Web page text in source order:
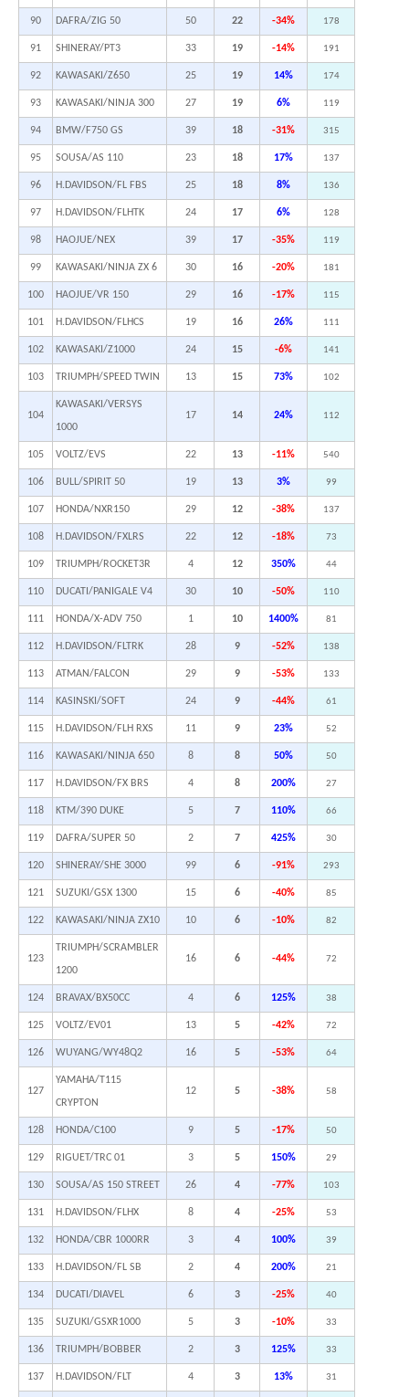
90 DAFRA/ZIG 50 50 22 -34% 178
91 SHINERAY/PT3 33 19 -14% 191
92 KAWASAKI/Z650 25 19 14% 174
93 KAWASAKI/NINJA 300 27 19 6% 119
94 BMW/F750 GS 39 18 -31% 315
95 SOUSA/AS 110 23 18 17% 137
96 H.DAVIDSON/FL FBS 25 18 8% 136
97 H.DAVIDSON/FLHTK 24 17 6% 128
98 HAOJUE/NEX 39 17 -35% 119
99 KAWASAKI/NINJA ZX 6 30 16 -20% 181
100 HAOJUE/VR 150 29 16 -17% 115
101 H.DAVIDSON/FLHCS 19 16 26% 111
102 KAWASAKI/Z1000 24 15 -6% 141
103 TRIUMPH/SPEED TWIN 13 15 73% 102
104
KAWASAKI/VERSYS
1000
17 14 24% 112
105 VOLTZ/EVS 22 13 -11% 540
106 BULL/SPIRIT 50 19 13 3% 99
107 HONDA/NXR150 29 12 -38% 137
108 H.DAVIDSON/FXLRS 22 12 -18% 73
109 TRIUMPH/ROCKET3R 4 12 350% 44
110 DUCATI/PANIGALE V4 30 10 -50% 110
111 HONDA/X-ADV 750 1 10 1400% 81
112 H.DAVIDSON/FLTRK 28 9 -52% 138
113 ATMAN/FALCON 29 9 -53% 133
114 KASINSKI/SOFT 24 9 -44% 61
115 H.DAVIDSON/FLH RXS 11 9 23% 52
116 KAWASAKI/NINJA 650 8 8 50% 50
117 H.DAVIDSON/FX BRS 4 8 200% 27
118 KTM/390 DUKE 5 7 110% 66
119 DAFRA/SUPER 50 2 7 425% 30
120 SHINERAY/SHE 3000 99 6 -91% 293
121 SUZUKI/GSX 1300 15 6 -40% 85
122 KAWASAKI/NINJA ZX10 10 6 -10% 82
123
TRIUMPH/SCRAMBLER
1200
16 6 -44% 72
124 BRAVAX/BX50CC 4 6 125% 38
125 VOLTZ/EV01 13 5 -42% 72
126 WUYANG/WY48Q2 16 5 -53% 64
127
YAMAHA/T115
CRYPTON
12 5 -38% 58
128 HONDA/C100 9 5 -17% 50
129 RIGUET/TRC 01 3 5 150% 29
130 SOUSA/AS 150 STREET 26 4 -77% 103
131 H.DAVIDSON/FLHX 8 4 -25% 53
132 HONDA/CBR 1000RR 3 4 100% 39
133 H.DAVIDSON/FL SB 2 4 200% 21
134 DUCATI/DIAVEL 6 3 -25% 40
135 SUZUKI/GSXR1000 5 3 -10% 33
136 TRIUMPH/BOBBER 2 3 125% 33
137 H.DAVIDSON/FLT 4 3 13% 31